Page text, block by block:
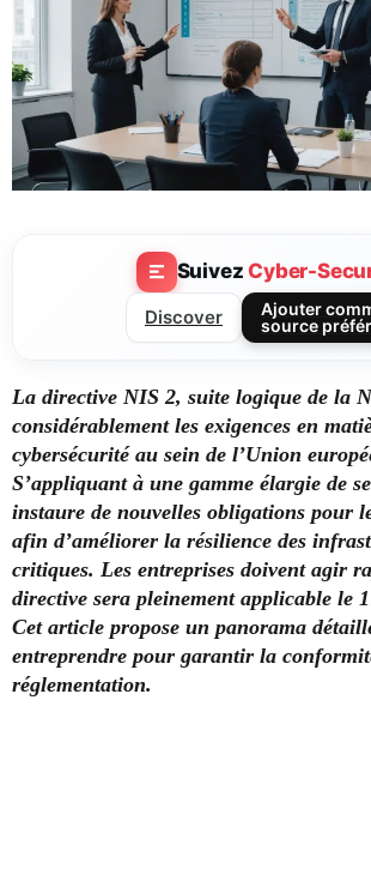
SuivezCyber-
Discover
Ajouter
source
La directive NIS 2, suite logique de la
considérablement les exigences en
cybersécurité au sein de l’Union
S’appliquant à une gamme élargie de
instaure de nouvelles obligations pour
afin d’améliorer la résilience des
critiques. Les entreprises doivent agir
directive sera pleinement applicable le
Cet article propose un panorama
entreprendre pour garantir la
réglementation.